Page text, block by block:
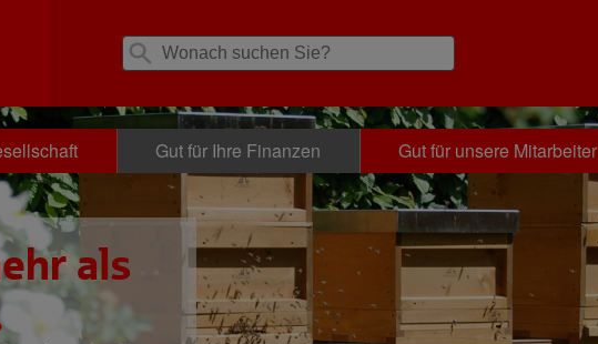
Gut für Ihre Finanzen Gut für unsere Mitarbeiter
als